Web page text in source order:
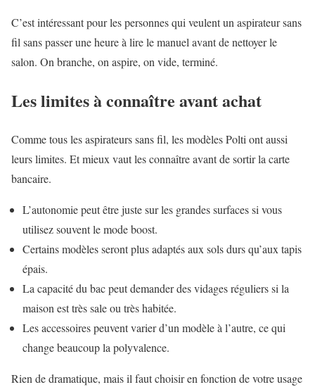
C’est intéressant pour les personnes qui veulent un aspirateur sans
fil sans passer une heure à lire le manuel avant de nettoyer le
salon. On branche, on aspire, on vide, terminé.
Les limites à connaître avant achat
Comme tous les aspirateurs sans fil, les modèles Polti ont aussi
leurs limites. Et mieux vaut les connaître avant de sortir la carte
bancaire.
L’autonomie peut être juste sur les grandes surfaces si vous
utilisez souvent le mode boost.
Certains modèles seront plus adaptés aux sols durs qu’aux tapis
épais.
La capacité du bac peut demander des vidages réguliers si la
maison est très sale ou très habitée.
Les accessoires peuvent varier d’un modèle à l’autre, ce qui
change beaucoup la polyvalence.
Rien de dramatique, mais il faut choisir en fonction de votre usage